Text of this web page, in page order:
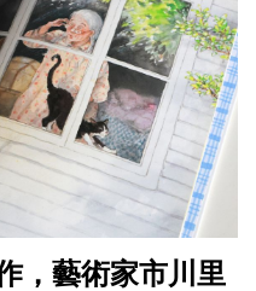
，藝術家市川里